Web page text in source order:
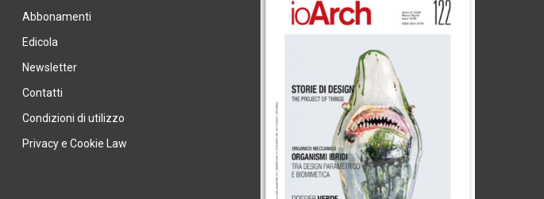
Abbonamenti
Edicola
Newsletter
Contatti
Condizioni di utilizzo
Privacy e Cookie Law